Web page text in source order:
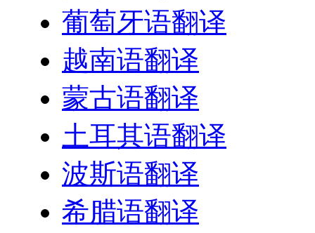
葡萄牙语翻译
越南语翻译
蒙古语翻译
土耳其语翻译
波斯语翻译
希腊语翻译